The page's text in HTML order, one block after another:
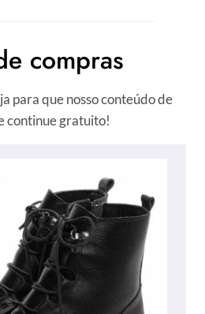
compras
para que nosso conteúdo de
continue gratuito!